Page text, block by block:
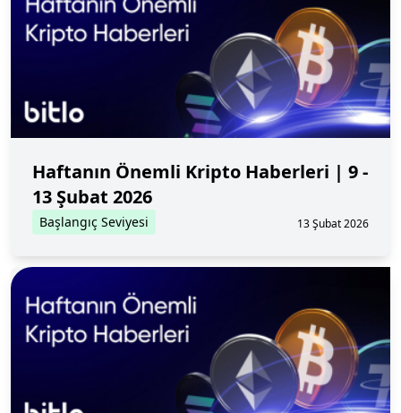
Haftanın Önemli Kripto Haberleri | 9 -
13 Şubat 2026
Başlangıç Seviyesi 13 Şubat 2026